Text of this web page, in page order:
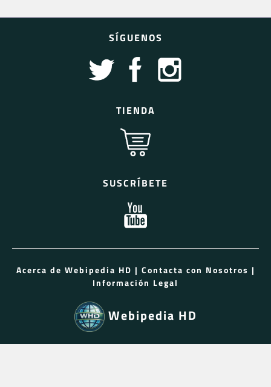
SÍGUENOS
TIENDA
SUSCRÍBETE
Acerca de Webipedia HD | Contacta con Nosotros |
Información Legal
Webipedia HD